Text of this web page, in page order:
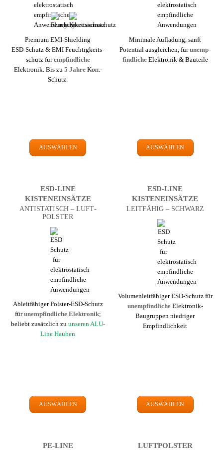
Premium EMI-Shielding
ESD-Schutz & EMI Feuchtigkeits­
schutz füremp­find­liche
Elektronik. Bis zu 5 JahreKorr.-
Schutz.
AUSWÄHLEN
Minimale Aufladung, sanft
Potential ausgleichen, fürun­emp­
find­liche Elektronik & Bauteile
AUSWÄHLEN
ESD-LINE
KISTEN­EINSÄTZE
ANTI­STATISCH – LUFT­
POLSTER
Ableit­fähiger Polster-ESD-Schutz
fürun­emp­find­liche Elektronik;
beliebt zusätzlich zu unseren ALU-
Line Hauben
AUSWÄHLEN
ESD-LINE
KISTEN­EINSÄTZE
LEIT­FÄHIG – SCHWARZ
Volumenleit­fähiger ESD-Schutz für
un­emp­find­liche Elektronik-
Baugruppen niedriger
Empfindlich­keit
AUSWÄHLEN
PE-LINE
LUFTPOLSTER